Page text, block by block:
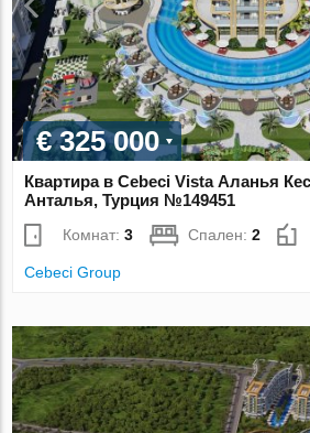
€ 325 000
Квартира в Cebeci Vista Аланья
Анталья, Турция №149451
Комнат:3 Спален:2
Cebeci Group